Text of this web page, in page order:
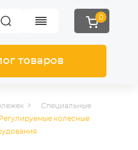
0
товаров
Специальные
Регулируемые колесные